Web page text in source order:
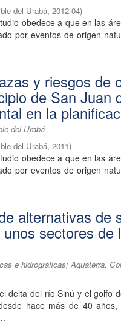
del Urabá,2012-04)
obedece a que en las
por eventos de origen
y riesgos de
de San Juan
en la
del Urabá
del Urabá,2011)
obedece a que en las
por eventos de origen
alternativas de
sectores de
e hidrográficas; Aquaterra,
delta del río Sinú y el golfo
hace más de 40